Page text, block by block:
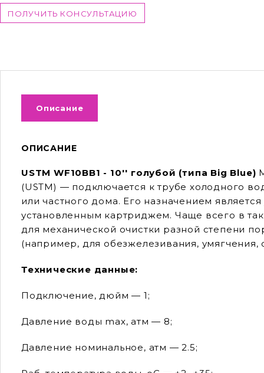
ПОЛУЧИТЬ КОНСУЛЬТАЦИЮ
Описание
ОПИСАНИЕ
USTM WF10BB1 - 10'' голубой (типа Big Blue)
(USTM) — подключается к трубе холодного
или частного дома. Его назначением
установленным картриджем. Чаще всего в
для механической очистки разной степени
(например, для обезжелезивания, умягчения,
Технические данные:
Подключение, дюйм — 1;
Давление воды max, атм — 8;
Давление номинальное, атм — 2.5;